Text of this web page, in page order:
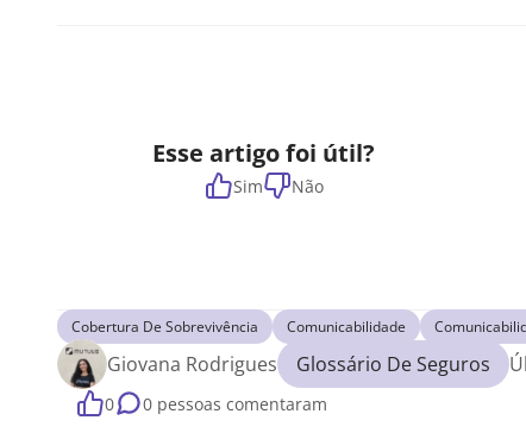
Esse artigo foi útil?
Sim Não
Cobertura De Sobrevivência Comunicabilidade
Giovana Rodrigues Glossário De Seguros
0 0 pessoas comentaram